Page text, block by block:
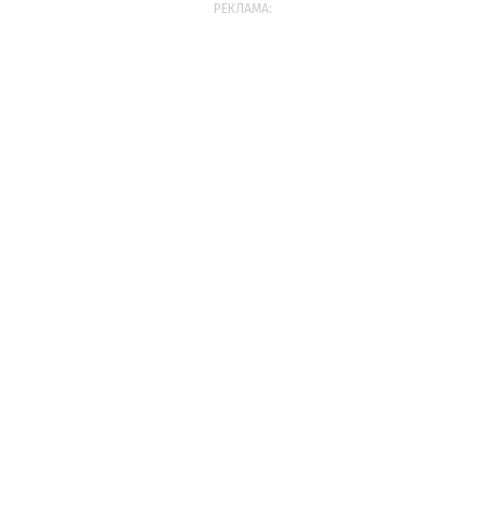
РЕКЛАМА: